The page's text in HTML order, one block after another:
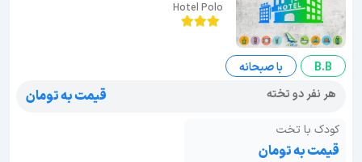
Hotel Polo
B.B
با صبحانه
هر نفر دو تخته
قیمت به تومان
کودک با تخت
قیمت به تومان